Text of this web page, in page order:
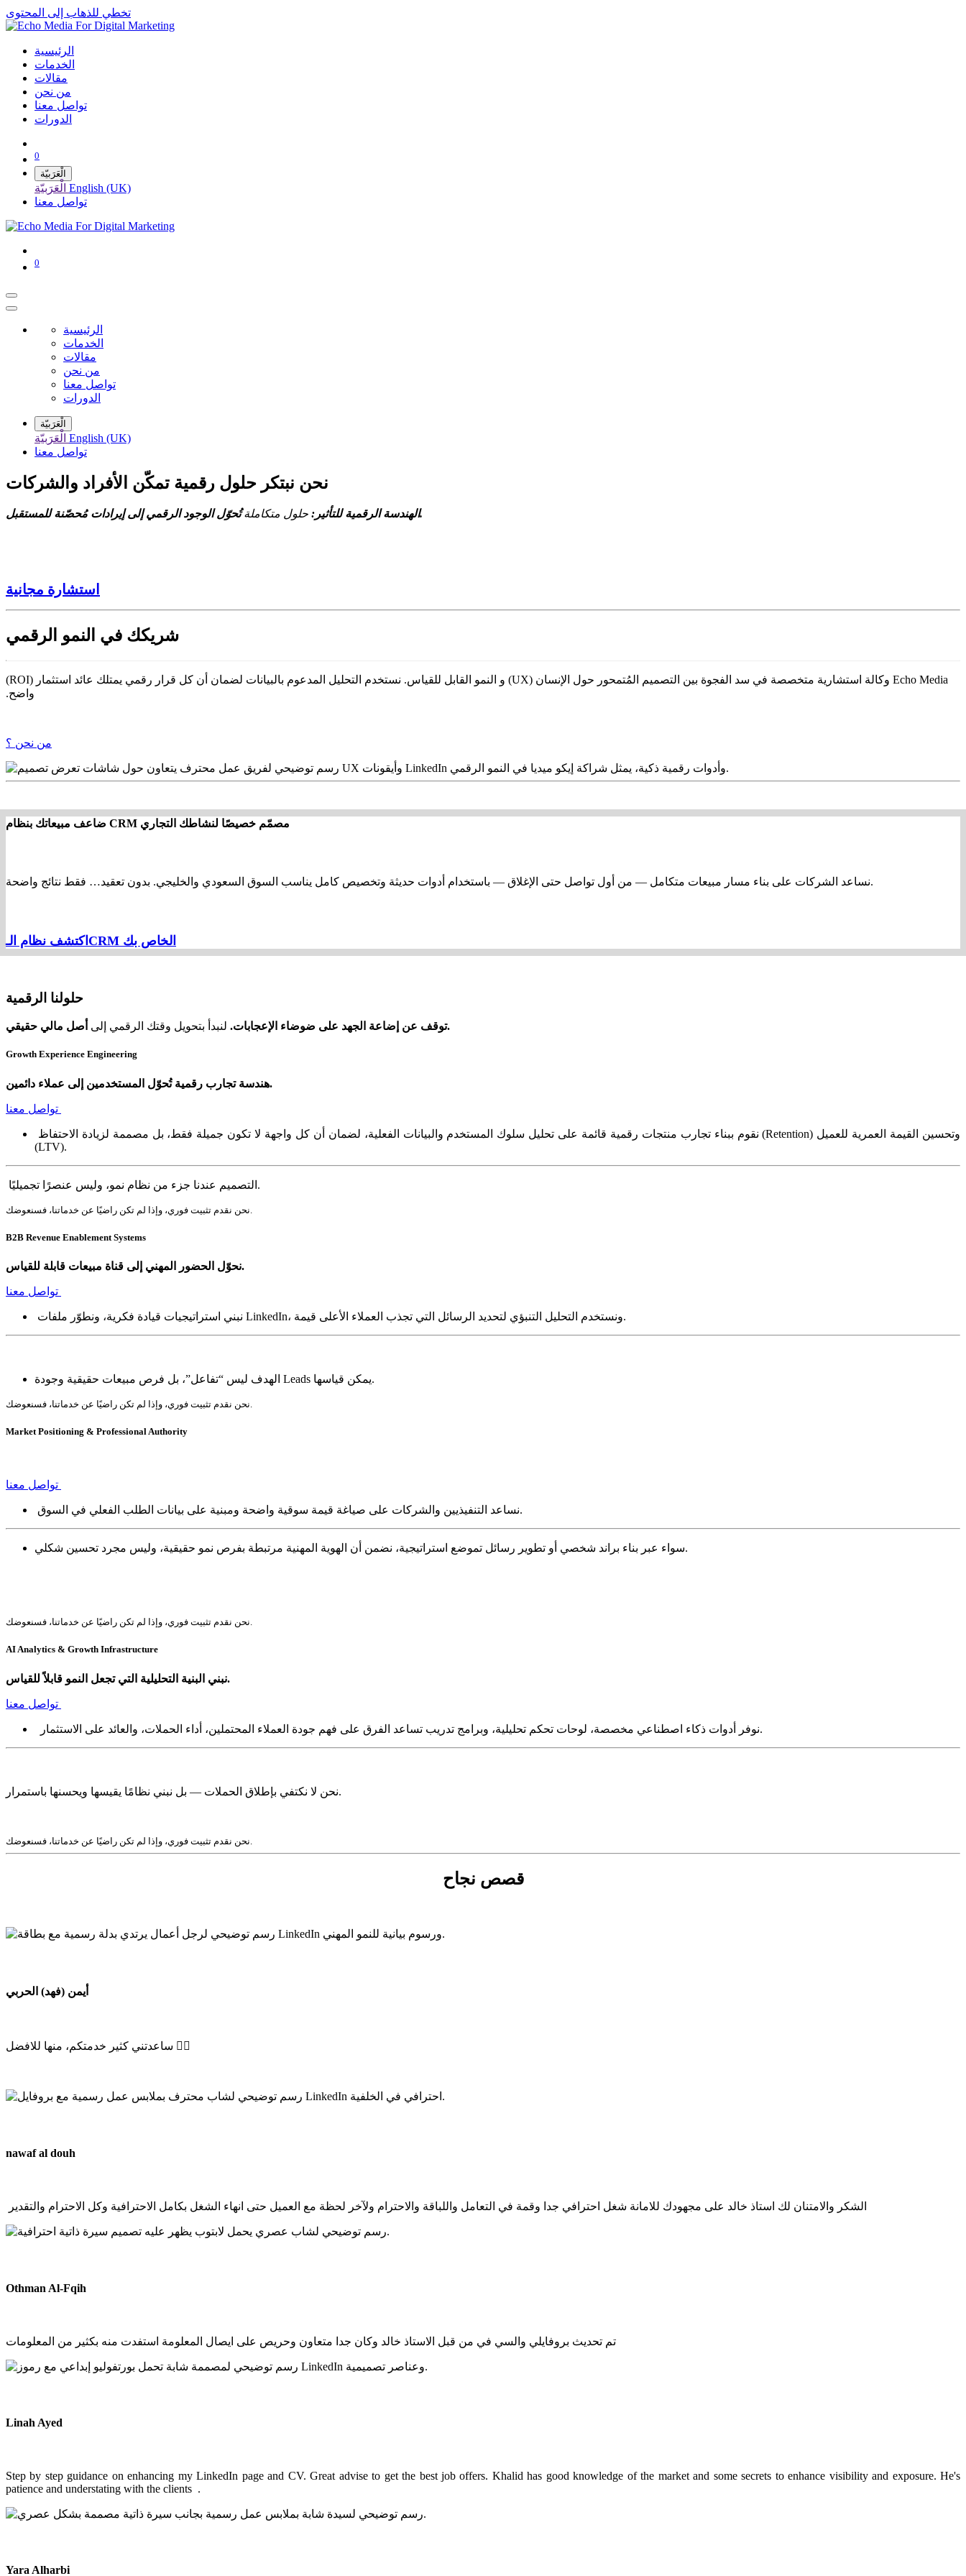
تخطي للذهاب إلى المحتوى
الرئيسية
الخدمات
مقالات
من نحن
تواصل معنا
الدورات
0
الْعَرَبيّة
الْعَرَبيّة English (UK)
تواصل معنا
0
الرئيسية
الخدمات
مقالات
من نحن
تواصل معنا
الدورات
الْعَرَبيّة
الْعَرَبيّة English (UK)
تواصل معنا
نحن نبتكر حلول رقمية تمكّن الأفراد والشركات
الهندسة الرقمية للتأثير: حلول متكاملة تُحوّل الوجود الرقمي إلى إيرادات مُحصّنة للمستقبل.
استشارة مجانية
شريكك في النمو الرقمي
‫Echo Media وكالة استشارية متخصصة في سد الفجوة بين التصميم المُتمحور حول الإنسان (UX) و النمو القابل للقياس. نستخدم التحليل المدعوم بالبيانات لضمان أن كل قرار رقمي يمتلك عائد استثمار (ROI)
من نحن ؟
ضاعف مبيعاتك بنظام CRM مصمّم خصيصًا لنشاطك التجاري
نساعد الشركات على بناء مسار مبيعات متكامل — من أول تواصل حتى الإغلاق — باستخدام أدوات حديثة وتخصيص كامل يناسب السوق السعودي والخليجي. بدون تعقيد… فقط نتائج واضحة.
اكتشف نظام الـCRM الخاص بك
حلولنا الرقمية
توقف عن إضاعة الجهد على ضوضاء الإعجابات. لنبدأ بتحويل وقتك الرقمي إلى أصل مالي حقيقي.
Growth Experience Engineering
هندسة تجارب رقمية تُحوّل المستخدمين إلى عملاء دائمين.
(LTV).
التصميم عندنا جزء من نظام نمو، وليس عنصرًا تجميليًا.
B2B Revenue Enablement Systems
نحوّل الحضور المهني إلى قناة مبيعات قابلة للقياس.
نبني استراتيجيات قيادة فكرية، ونطوّر ملفات LinkedIn، ونستخدم التحليل التنبؤي لتحديد الرسائل التي تجذب العملاء الأعلى قيمة.
الهدف ليس “تفاعل”، بل فرص مبيعات حقيقية وجودة Leads يمكن قياسها.
Market Positioning & Professional Authority
نساعد التنفيذيين والشركات على صياغة قيمة سوقية واضحة ومبنية على بيانات الطلب الفعلي في السوق.
سواء عبر بناء براند شخصي أو تطوير رسائل تموضع استراتيجية، نضمن أن الهوية المهنية مرتبطة بفرص نمو حقيقية، وليس مجرد تحسين شكلي.
نحن نقدم تثبيت فوري، وإذا لم تكن راضيًا عن خدماتنا، فسنعوضك.
AI Analytics & Growth Infrastructure
نبني البنية التحليلية التي تجعل النمو قابلاً للقياس.
نوفر أدوات ذكاء اصطناعي مخصصة، لوحات تحكم تحليلية، وبرامج تدريب تساعد الفرق على فهم جودة العملاء المحتملين، أداء الحملات، والعائد على الاستثمار.
نحن لا نكتفي بإطلاق الحملات — بل نبني نظامًا يقيسها ويحسنها باستمرار.
قصص نجاح
أيمن (فهد) الحربي
ساعدتني كثير خدمتكم، منها للافضل 👍🏻
nawaf al douh
الشكر والامتنان لك استاذ خالد على مجهودك للامانة شغل احترافي جدا وقمة في التعامل واللباقة والاحترام ولآخر لحظة مع العميل حتى انهاء الشغل بكامل الاحترافية وكل الاحترام والتقدير
Othman Al-Fqih
تم تحديث بروفايلي والسي في من قبل الاستاذ خالد وكان جدا متعاون وحريص على ايصال المعلومة استفدت منه بكثير من المعلومات
Linah Ayed
Step by step guidance on enhancing my LinkedIn page and CV. Great advise to get the best job offers. Khalid has good knowledge of the market and some secrets to enhance visibility and exposure. He's
patience and understating with the clients .
Yara Alharbi